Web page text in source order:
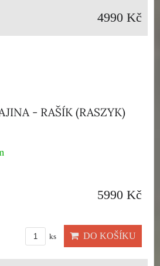
4990 Kč
- RAŠÍK (RASZYK)
5990 Kč
ks DO KOŠÍKU